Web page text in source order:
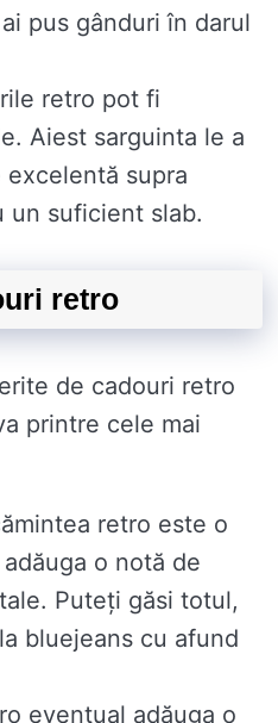
pus gânduri în darul
retro pot fi
Aiest sarguinta le a
supra
un suficient slab.
retro
de cadouri retro
printre cele mai
retro este o
o notă de
Puteți găsi totul,
bluejeans cu afund
eventual adăuga o